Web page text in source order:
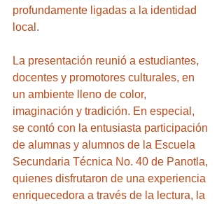
profundamente ligadas a la identidad
local.
La presentación reunió a estudiantes,
docentes y promotores culturales, en
un ambiente lleno de color,
imaginación y tradición. En especial,
se contó con la entusiasta participación
de alumnas y alumnos de la Escuela
Secundaria Técnica No. 40 de Panotla,
quienes disfrutaron de una experiencia
enriquecedora a través de la lectura, la